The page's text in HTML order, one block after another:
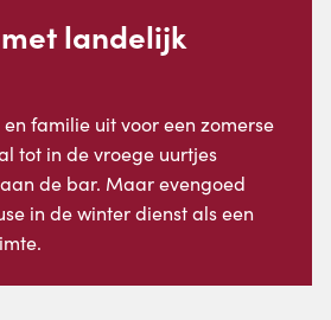
landelijk
familie uit voor een zomerse
tot in de vroege uurtjes
de bar. Maar evengoed
in de winter dienst als een